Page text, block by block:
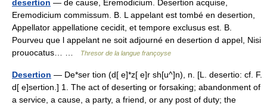
desertion — de cause, Eremodicium. Desertion acquise,
Eremodicium commissum. B. L appelant est tombé en desertion,
Appellator appellatione cecidit, et tempore exclusus est. B.
Pourveu que l appelant ne soit adjourné en desertion d appel, Nisi
prouocatus… …
Thresor de la langue françoyse
Desertion — De*ser tion (d[ e]*z[ e]r sh[u^]n), n. [L. desertio: cf. F.
d[ e]sertion.] 1. The act of deserting or forsaking; abandonment of
a service, a cause, a party, a friend, or any post of duty; the